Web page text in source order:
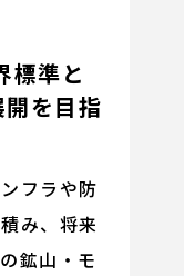
標準と
を目指
フラや防
み、将来
鉱山・モ